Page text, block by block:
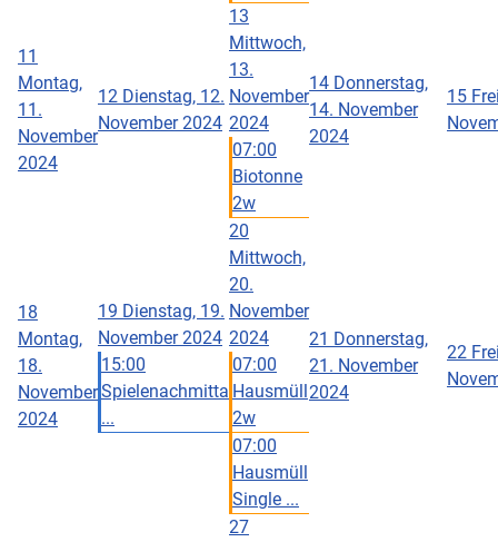
11
Montag,
11.
November
2024
12 Dienstag, 12.
November 2024
13
Mittwoch,
13.
November
2024
07:00
Biotonne
2w
14 Donnerstag,
14. November
2024
15
18
Montag,
18.
November
2024
19 Dienstag, 19.
November 2024
15:00
Spielenachmitta
...
20
Mittwoch,
20.
November
2024
07:00
Hausmüll
2w
07:00
Hausmüll
Single ...
21 Donnerstag,
21. November
2024
22
27